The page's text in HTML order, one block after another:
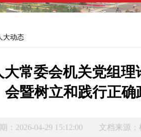
大动态
大常委会机关党组理
会暨树立和践行正
：2026-04-29 15:12:00 文档来源：